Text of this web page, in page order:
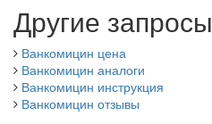
Другие запросы
Ванкомицин цена
Ванкомицин аналоги
Ванкомицин инструкция
Ванкомицин отзывы